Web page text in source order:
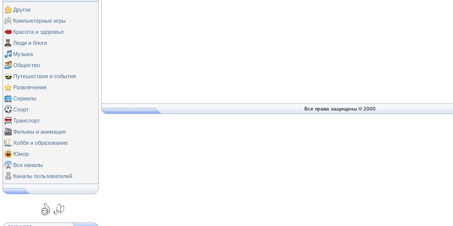
Другое
Компьютерные игры
Красота и здоровье
Люди и блоги
Музыка
Общество
Путешествия и события
Развлечения
Сериалы
Спорт
Транспорт
Фильмы и анимация
Хобби и образование
Юмор
Все каналы
Каналы пользователей
Все права защищены © 2000